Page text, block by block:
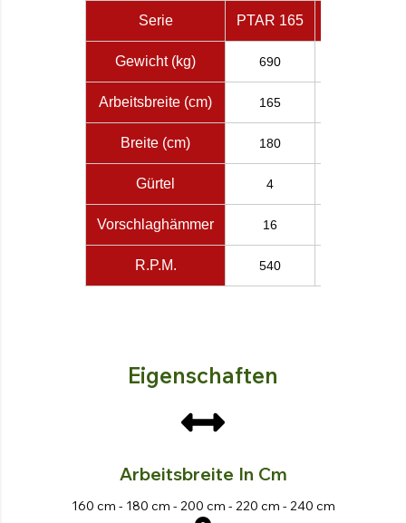
Serie PTAR 165
Gewicht (kg) 690
Arbeitsbreite (cm) 165
Breite (cm) 180
Gürtel 4
Vorschlaghämmer 16
R.P.M. 540
Eigenschaften
Arbeitsbreite In Cm
160 cm - 180 cm - 200 cm - 220 cm - 240 cm